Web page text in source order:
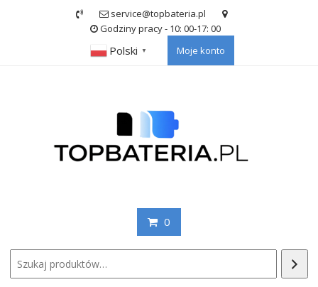
service@topbateria.pl
Godziny pracy - 10: 00-17: 00
Polski ▼ Moje konto
0